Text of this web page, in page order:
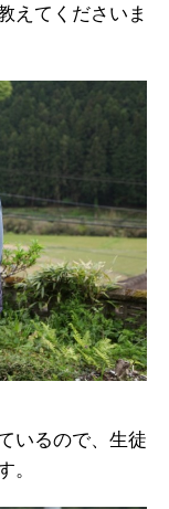
えてくださいま
いるので、生徒
。